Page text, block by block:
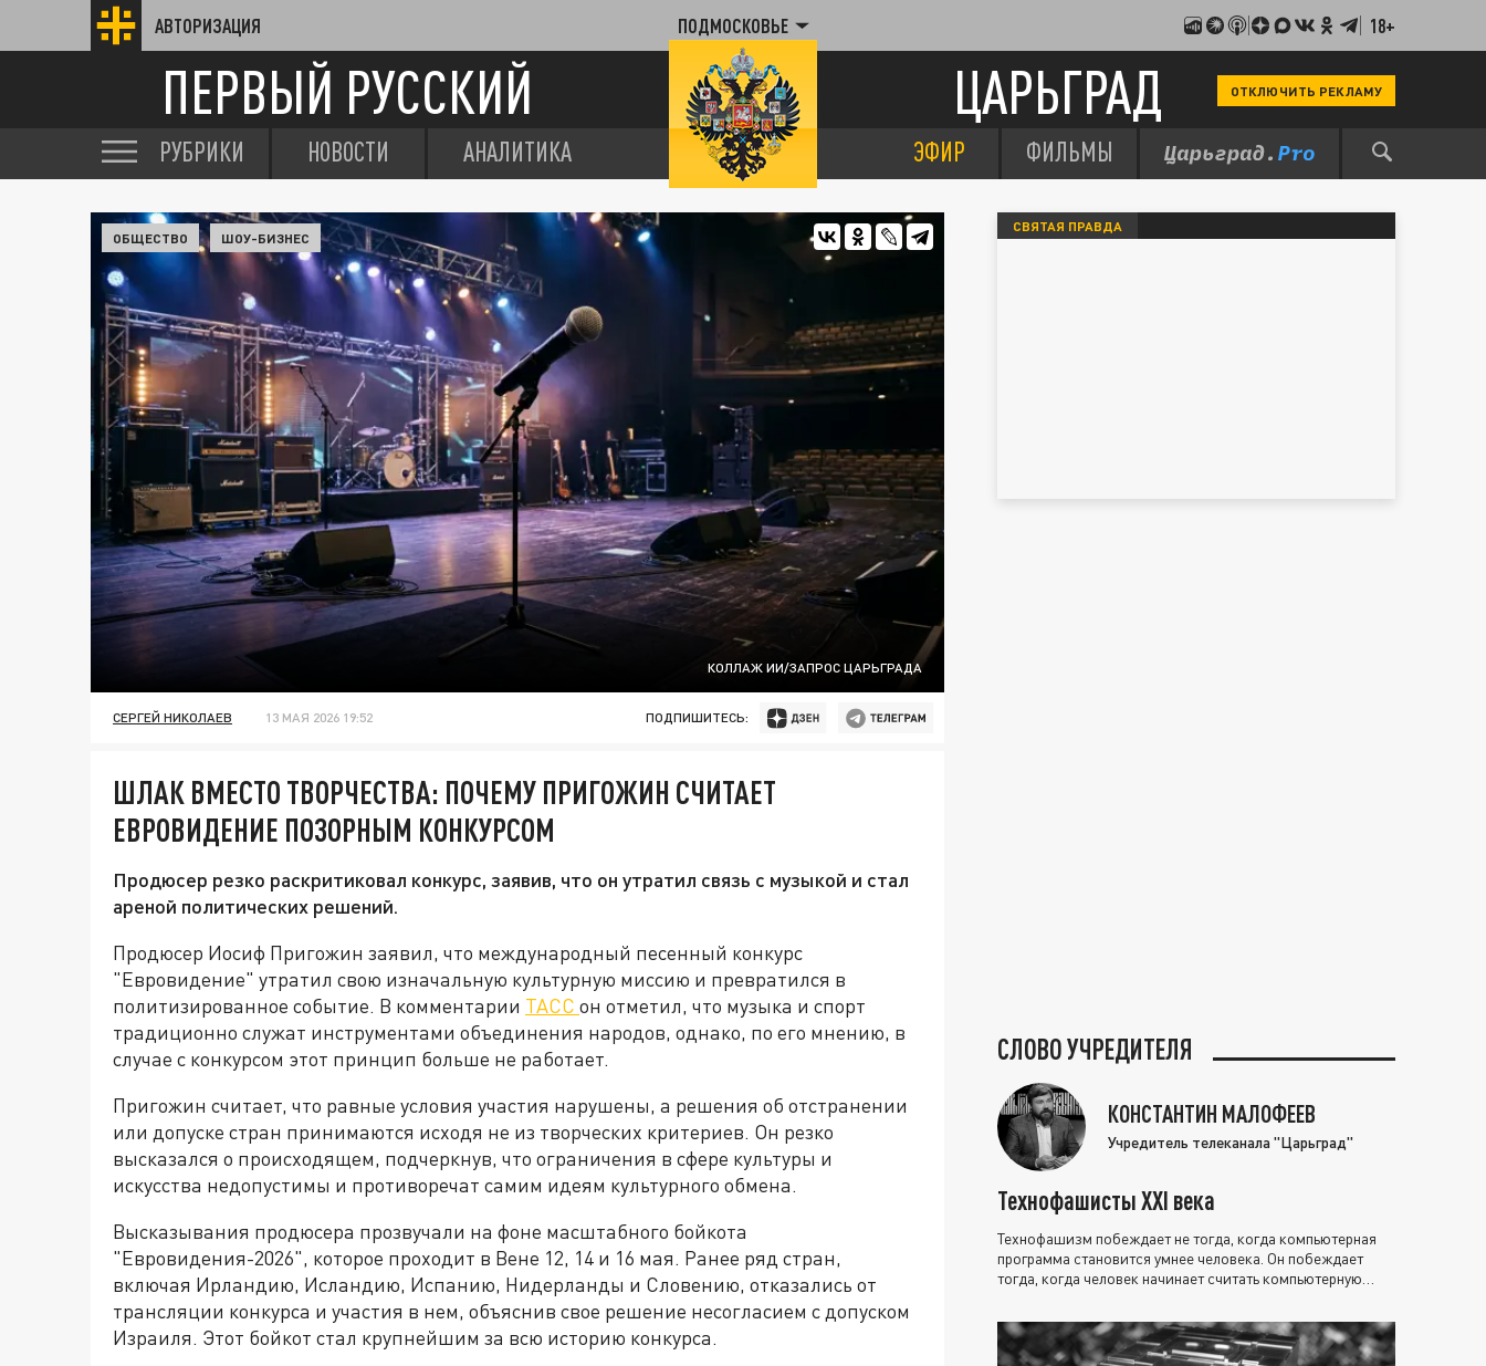
АВТОРИЗАЦИЯ ПОДМОСКОВЬЕ 18+
ПЕРВЫЙ РУССКИЙ ЦАРЬГРАД ОТКЛЮЧИТЬ РЕКЛАМУ
РУБРИКИ НОВОСТИ АНАЛИТИКА ЭФИР ФИЛЬМЫ
КОЛЛАЖ ИИ/ЗАПРОС ЦАРЬГРАДА
ОБЩЕСТВО ШОУ-БИЗНЕС
СЕРГЕЙ НИКОЛАЕВ 13 МАЯ 2026 19:52 ПОДПИШИТЕСЬ:
ШЛАК ВМЕСТО ТВОРЧЕСТВА: ПОЧЕМУ ПРИГОЖИН СЧИТАЕТ
ЕВРОВИДЕНИЕ ПОЗОРНЫМ КОНКУРСОМ
Продюсер резко раскритиковал конкурс, заявив, что он утратил связь с музыкой и стал
ареной политических решений.
Продюсер Иосиф Пригожин заявил, что международный песенный конкурс
"Евровидение" утратил свою изначальную культурную миссию и превратился в
политизированное событие. В комментарии ТАСС он отметил, что музыка и спорт
традиционно служат инструментами объединения народов, однако, по его мнению, в
случае с конкурсом этот принцип больше не работает.
Пригожин считает, что равные условия участия нарушены, а решения об отстранении
или допуске стран принимаются исходя не из творческих критериев. Он резко
высказался о происходящем, подчеркнув, что ограничения в сфере культуры и
искусства недопустимы и противоречат самим идеям культурного обмена.
Высказывания продюсера прозвучали на фоне масштабного бойкота
"Евровидения-2026", которое проходит в Вене 12, 14 и 16 мая. Ранее ряд стран,
включая Ирландию, Исландию, Испанию, Нидерланды и Словению, отказались от
трансляции конкурса и участия в нем, объяснив свое решение несогласием с допуском
Израиля. Этот бойкот стал крупнейшим за всю историю конкурса.
СВЯТАЯ ПРАВДА
СЛОВО УЧРЕДИТЕЛЯ
КОНСТАНТИН МАЛОФЕЕВ
Учредитель телеканала "Царьград"
Технофашисты XXI века
Технофашизм побеждает не тогда, когда компьютерная
программа становится умнее человека. Он побеждает
тогда, когда человек начинает считать компьютерную